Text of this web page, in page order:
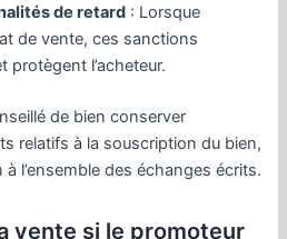
de retard : Lorsque
de vente, ces sanctions
protègent l’acheteur.
de bien conserver
relatifs à la souscription du bien,
l’ensemble des échanges écrits.
vente si le promoteur